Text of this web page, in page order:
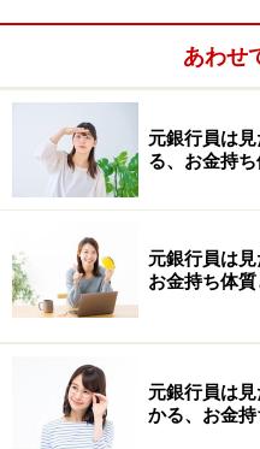
ホテルの休憩スペースは
んが、宿泊している・し
ースでゆっくりしている
せずに、覗いてみてくださ
あわせ
元銀行員は
る、お金持
元銀行員は見
お金持ち体
元銀行員は
かる、お金